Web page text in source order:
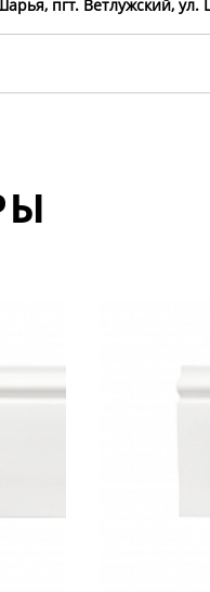
пгт. Ветлужский, ул.